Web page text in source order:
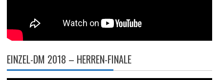
EINZEL-DM 2018 – HERREN-FINALE